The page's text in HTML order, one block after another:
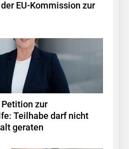
EU-Kommission zur
zur
Teilhabe darf nicht
geraten